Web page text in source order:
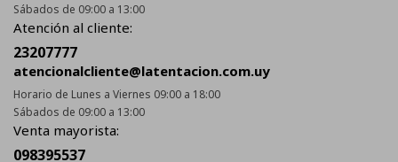
Sábados de 09:00 a 13:00
Atención al cliente:
23207777
atencionalcliente@latentacion.com.uy
Horario de Lunes a Viernes 09:00 a 18:00
Sábados de 09:00 a 13:00
Venta mayorista:
098395537